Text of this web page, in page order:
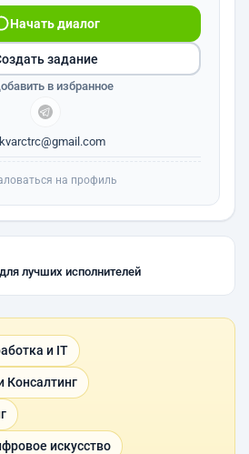
Начать диалог
задание
в избранное
на профиль
лучших исполнителей
и IT
Консалтинг
искусство